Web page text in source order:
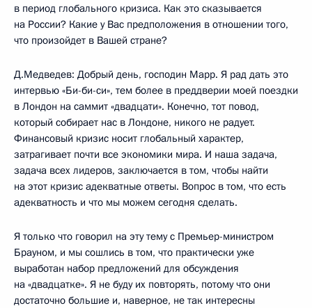
в период глобального кризиса. Как это сказывается
на России? Какие у Вас предположения в отношении того,
что произойдет в Вашей стране?
Д.Медведев: Добрый день, господин Марр. Я рад дать это
интервью «Би-би-си», тем более в преддверии моей поездки
в Лондон на саммит «двадцати». Конечно, тот повод,
который собирает нас в Лондоне, никого не радует.
Финансовый кризис носит глобальный характер,
затрагивает почти все экономики мира. И наша задача,
задача всех лидеров, заключается в том, чтобы найти
на этот кризис адекватные ответы. Вопрос в том, что есть
адекватность и что мы можем сегодня сделать.
Я только что говорил на эту тему с Премьер-министром
Брауном, и мы сошлись в том, что практически уже
выработан набор предложений для обсуждения
на «двадцатке». Я не буду их повторять, потому что они
достаточно большие и, наверное, не так интересны